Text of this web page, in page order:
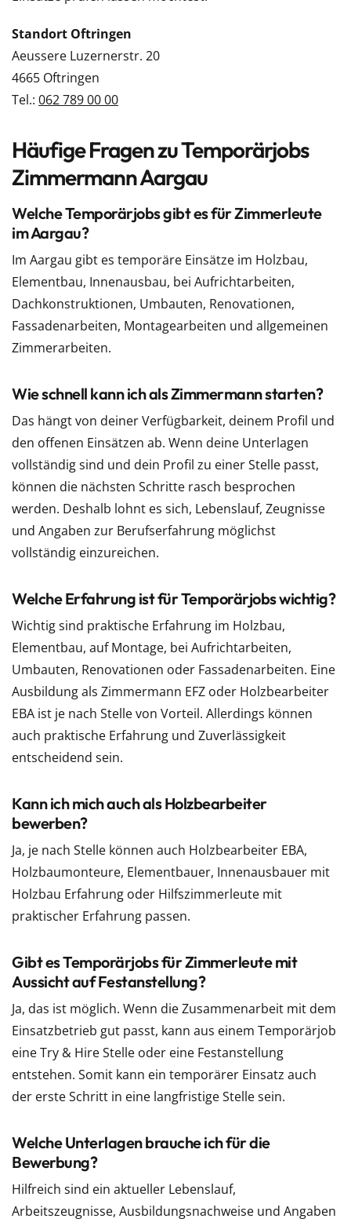
Standort Oftringen
Aeussere Luzernerstr. 20
4665 Oftringen
Tel.: 062 789 00 00
Häufige Fragen zu Temporärjobs
Zimmermann Aargau
Welche Temporärjobs gibt es für Zimmerleute
im Aargau?
Im Aargau gibt es temporäre Einsätze im Holzbau,
Elementbau, Innenausbau, bei Aufrichtarbeiten,
Dachkonstruktionen, Umbauten, Renovationen,
Fassadenarbeiten, Montagearbeiten und allgemeinen
Zimmerarbeiten.
Wie schnell kann ich als Zimmermann starten?
Das hängt von deiner Verfügbarkeit, deinem Profil und
den offenen Einsätzen ab. Wenn deine Unterlagen
vollständig sind und dein Profil zu einer Stelle passt,
können die nächsten Schritte rasch besprochen
werden. Deshalb lohnt es sich, Lebenslauf, Zeugnisse
und Angaben zur Berufserfahrung möglichst
vollständig einzureichen.
Welche Erfahrung ist für Temporärjobs wichtig?
Wichtig sind praktische Erfahrung im Holzbau,
Elementbau, auf Montage, bei Aufrichtarbeiten,
Umbauten, Renovationen oder Fassadenarbeiten. Eine
Ausbildung als Zimmermann EFZ oder Holzbearbeiter
EBA ist je nach Stelle von Vorteil. Allerdings können
auch praktische Erfahrung und Zuverlässigkeit
entscheidend sein.
Kann ich mich auch als Holzbearbeiter
bewerben?
Ja, je nach Stelle können auch Holzbearbeiter EBA,
Holzbaumonteure, Elementbauer, Innenausbauer mit
Holzbau Erfahrung oder Hilfszimmerleute mit
praktischer Erfahrung passen.
Gibt es Temporärjobs für Zimmerleute mit
Aussicht auf Festanstellung?
Ja, das ist möglich. Wenn die Zusammenarbeit mit dem
Einsatzbetrieb gut passt, kann aus einem Temporärjob
eine Try & Hire Stelle oder eine Festanstellung
entstehen. Somit kann ein temporärer Einsatz auch
der erste Schritt in eine langfristige Stelle sein.
Welche Unterlagen brauche ich für die
Bewerbung?
Hilfreich sind ein aktueller Lebenslauf,
Arbeitszeugnisse, Ausbildungsnachweise und Angaben